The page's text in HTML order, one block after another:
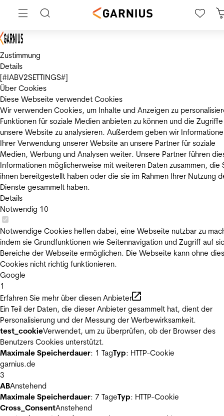
Zustimmung
Details
[#IABV2SETTINGS#]
Über Cookies
Diese Webseite verwendet Cookies
Wir verwenden Cookies, um Inhalte und Anzeigen zu
Funktionen für soziale Medien anbieten zu können und die
unsere Website zu analysieren. Außerdem geben wir
Ihrer Verwendung unserer Website an unsere Partner für soziale
Medien, Werbung und Analysen weiter. Unsere Partner führen
Informationen möglicherweise mit weiteren Daten zusammen, die
ihnen bereitgestellt haben oder die sie im Rahmen Ihrer Nutzung
Dienste gesammelt haben.
Details
Notwendig 10
Notwendige Cookies helfen dabei, eine Webseite nutzbar zu
indem sie Grundfunktionen wie Seitennavigation und Zugriff auf
Bereiche der Webseite ermöglichen. Die Webseite kann ohne
Cookies nicht richtig funktionieren.
Google
1
Erfahren Sie mehr über diesen Anbieter
Ein Teil der Daten, die dieser Anbieter gesammelt hat, dient der
Personalisierung und der Messung der Werbewirksamkeit.
test_cookieVerwendet, um zu überprüfen, ob der Browser des
Benutzers Cookies unterstützt.
Maximale Speicherdauer: 1 TagTyp: HTTP-Cookie
garnius.de
3
ABAnstehend
Maximale Speicherdauer: 7 TageTyp: HTTP-Cookie
Cross_ConsentAnstehend